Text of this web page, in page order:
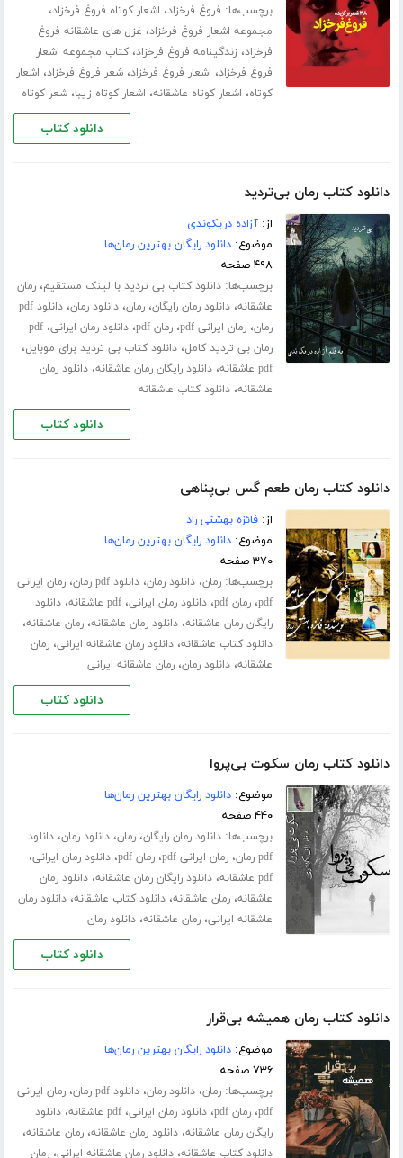
برچسب‌ها: فروغ فرخزاد، اشعار کوتاه فروغ فرخزاد،
مجموعه اشعار فروغ فرخزاد، غزل های عاشقانه فروغ
فرخزاد، زندگینامه فروغ فرخزاد،کتاب مجموعه اشعار
فروغ فرخزاد، اشعار فروغ فرخزاد،شعر فروغ فرخزاد، اشعار
کوتاه، اشعار کوتاه عاشقانه، اشعار کوتاه زیبا،شعر کوتاه
دانلود کتاب
دانلود کتاب رمان بی‌تردید
از:آزاده دریکوندی
موضوع:دانلود رایگان بهترین رمان‌ها
۴۹۸ صفحه
برچسب‌ها:دانلود کتاب بی تردید با لینک مستقیم،رمان
عاشقانه،دانلود رمان رایگان،رمان،دانلود رمان،
دانلود pdf
رمان،رمان ایرانی pdf ،رمان pdf ،دانلود رمان ایرانی،pdf
رمان بی تردید کامل،دانلود کتاب بی تردید برای موبایل،
pdf عاشقانه ،دانلود رایگان رمان عاشقانه،دانلود رمان
عاشقانه،دانلود کتاب عاشقانه
دانلود کتاب
دانلود کتاب رمان طعم گس بی‌پناهی
از:فائزه بهشتی راد
موضوع:دانلود رایگان بهترین رمان‌ها
۳۷۰ صفحه
برچسب‌ها:رمان،دانلود رمان،دانلود pdf رمان ،رمان ایرانی
pdf،رمان pdf ،دانلود رمان ایرانی،pdf عاشقانه ،دانلود
رایگان رمان عاشقانه،دانلود رمان عاشقانه،رمان عاشقانه،
دانلود کتاب عاشقانه،دانلود رمان عاشقانه ایرانی،رمان
عاشقانه،دانلود رمان،رمان عاشقانه ایرانی
دانلود کتاب
دانلود کتاب رمان سکوت بی‌پروا
موضوع:دانلود رایگان بهترین رمان‌ها
۴۴۰ صفحه
برچسب‌ها:دانلود رمان رایگان،رمان،دانلود رمان،دانلود
pdf رمان
،رمان ایرانی pdf ،رمان pdf ،دانلود رمان ایرانی،
pdf عاشقانه ،دانلود رایگان رمان عاشقانه،دانلود رمان
عاشقانه،رمان عاشقانه،دانلود کتاب عاشقانه،دانلود رمان
عاشقانه ایرانی،رمان عاشقانه،دانلود رمان
دانلود کتاب
دانلود کتاب رمان همیشه بی‌قرار
موضوع:دانلود رایگان بهترین رمان‌ها
۷۳۶ صفحه
برچسب‌ها:رمان،دانلود رمان،دانلود pdf رمان ،رمان ایرانی
pdf،رمان pdf ،دانلود رمان ایرانی،pdf عاشقانه ،دانلود
رایگان رمان عاشقانه،دانلود رمان عاشقانه،رمان عاشقانه،
دانلود کتاب عاشقانه،دانلود رمان عاشقانه ایرانی،رمان